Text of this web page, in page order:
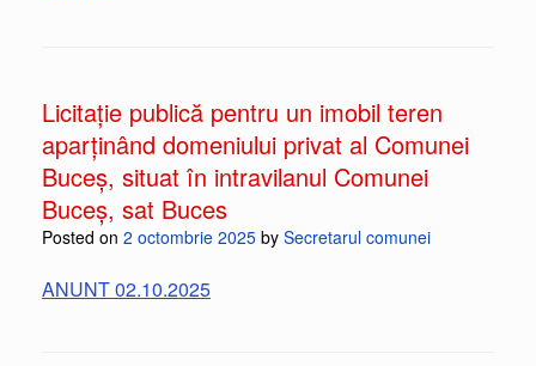
Licitație publică pentru un imobil teren
aparținând domeniului privat al Comunei
Buceș, situat în intravilanul Comunei
Buceș, sat Buces
Posted on 2 octombrie 2025 by Secretarul comunei
ANUNT 02.10.2025